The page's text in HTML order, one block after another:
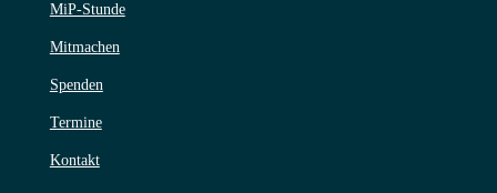
MiP-Stunde
Mitmachen
Spenden
Termine
Kontakt